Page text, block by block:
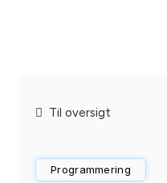
Til oversigt
Programmering